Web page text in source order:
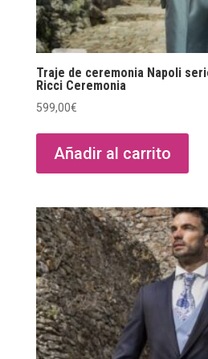
Traje de ceremonia Napoli
Ricci Ceremonia
599,00€
Añadir al carrito